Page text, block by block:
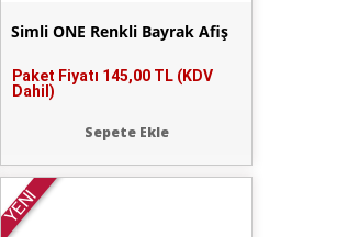
Simli ONE Renkli Bayrak Afiş
Paket Fiyatı 145,00 TL (KDV
Dahil)
Sepete Ekle
YENİ